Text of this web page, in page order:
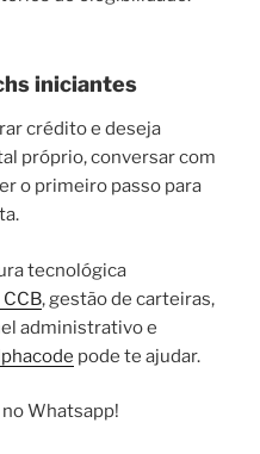
iniciantes
crédito e deseja
próprio,conversar com
o primeiro passo para
tecnológica
, gestão de carteiras,
administrativo e
pode te ajudar.
Whatsapp!